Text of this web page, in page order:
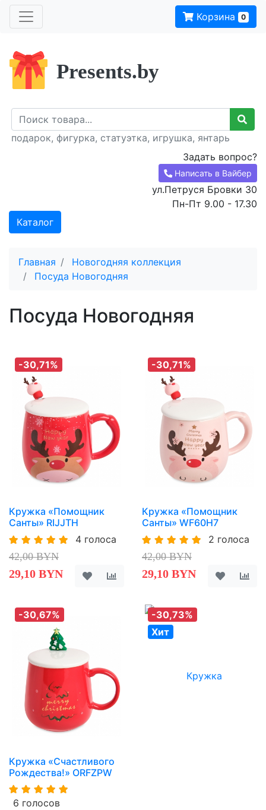
Корзина 0
Presents.by
подарок, фигурка, статуэтка, игрушка, янтарь
Задать вопрос?
Написать в Вайбер
ул.Петруся Бровки 30
Пн-Пт 9.00 - 17.30
Каталог
Главная
Новогодняя коллекция
Посуда Новогодняя
Посуда Новогодняя
-30,71%
Кружка «Помощник
Санты» RIJJTH
4 голоса
42,00 BYN
29,10 BYN
-30,71%
Кружка «Помощник
Санты» WF60H7
2 голоса
42,00 BYN
29,10 BYN
-30,67%
Кружка «Счастливого
Рождества!» ORFZPW
6 голосов
-30,73%
Хит